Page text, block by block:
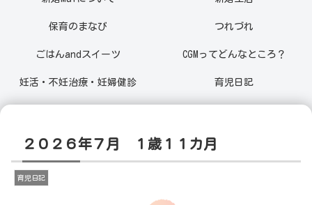
保育のまなび つれづれ
ごはんandスイーツ CGMってどんなところ？
妊活・不妊治療・妊婦健診 育児日記
２０２６年７月 １歳１１カ月
育児日記